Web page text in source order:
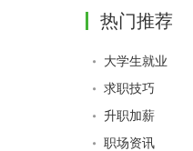
热门推荐
大学生就业
求职技巧
升职加薪
职场资讯